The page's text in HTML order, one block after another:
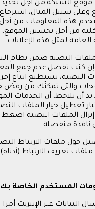
موقع الشبكة من أجل تحديد
وعلى سبيل المثال،
هذه المعلومات من
من أجل تحسين الموقع،
العامة لمثل هذه الإعلانات.
النصية ضمن نظام
كنت تفضل عدم جمع
النصية، تستطيع اتباع
والتي تمكنّك من رفض
بد أن تلاحظ، أن الخدمات
تعطيل خيار الملفات
الملفات النصية اضغط
نافذة منفصلة.
حول ملفات الارتباط
تعريف الارتباط (أدناه)
المستخدم الخاصة بك
البيانات عبر الإنترنت